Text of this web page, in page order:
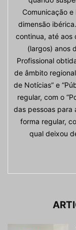
Comunicação
dimensão
continua, até aos
(largos) anos
Profissional
de âmbito
de Notícias” e
regular, com o
das pessoas para
forma regular,
qual deixou